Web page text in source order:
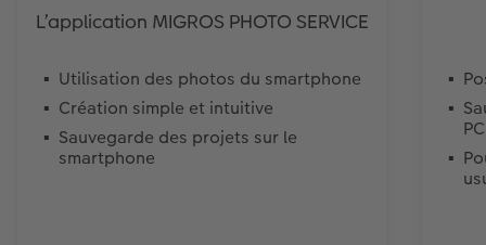
L’application MIGROS PHOTO SERVICE
Utilisation des photos du smartphone
Création simple et intuitive
Sauvegarde des projets sur le
smartphone
PC